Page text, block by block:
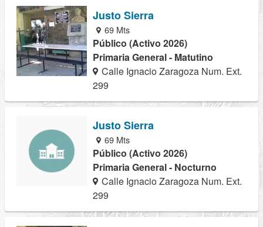
Justo Sierra
69 Mts
Público (Activo 2026)
Primaria General - Matutino
Calle Ignacio Zaragoza Num. Ext.
299
Justo Sierra
69 Mts
Público (Activo 2026)
Primaria General - Nocturno
Calle Ignacio Zaragoza Num. Ext.
299